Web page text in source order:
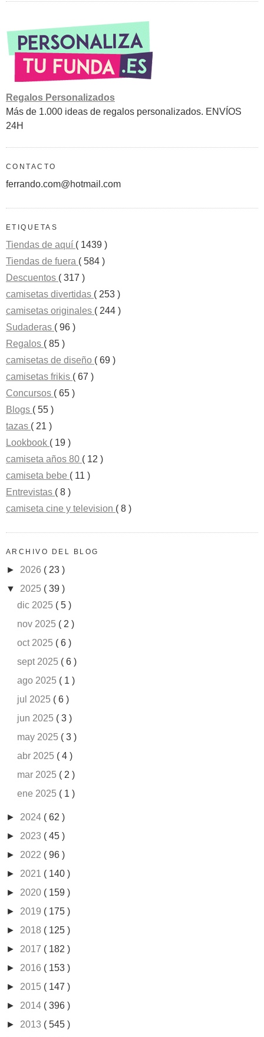
Regalos Personalizados
Más de 1.000 ideas de regalos personalizados. ENVÍOS
24H
CONTACTO
ferrando.com@hotmail.com
ETIQUETAS
Tiendas de aquí ( 1439 )
Tiendas de fuera ( 584 )
Descuentos ( 317 )
camisetas divertidas ( 253 )
camisetas originales ( 244 )
Sudaderas ( 96 )
Regalos ( 85 )
camisetas de diseño ( 69 )
camisetas frikis ( 67 )
Concursos ( 65 )
Blogs ( 55 )
tazas ( 21 )
Lookbook ( 19 )
camiseta años 80 ( 12 )
camiseta bebe ( 11 )
Entrevistas ( 8 )
camiseta cine y television ( 8 )
ARCHIVO DEL BLOG
► 2026 ( 23 )
▼ 2025 ( 39 )
dic 2025 ( 5 )
nov 2025 ( 2 )
oct 2025 ( 6 )
sept 2025 ( 6 )
ago 2025 ( 1 )
jul 2025 ( 6 )
jun 2025 ( 3 )
may 2025 ( 3 )
abr 2025 ( 4 )
mar 2025 ( 2 )
ene 2025 ( 1 )
► 2024 ( 62 )
► 2023 ( 45 )
► 2022 ( 96 )
► 2021 ( 140 )
► 2020 ( 159 )
► 2019 ( 175 )
► 2018 ( 125 )
► 2017 ( 182 )
► 2016 ( 153 )
► 2015 ( 147 )
► 2014 ( 396 )
► 2013 ( 545 )